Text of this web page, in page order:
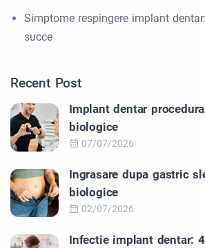
Simptome respingere implant
succe
Recent Post
Implant dentar
biologice
07/07/2026
Ingrasare dupa gastric
biologice
02/07/2026
Infectie implant dentar: